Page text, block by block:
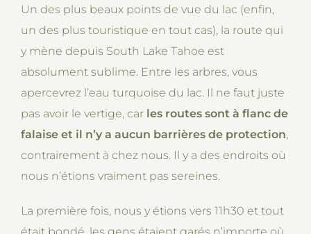
Un des plus beaux points de vue du lac (enfin,
un des plus touristique en tout cas), la route qui
y mène depuis South Lake Tahoe est
absolument sublime. Entre les arbres, vous
apercevrez l’eau turquoise du lac. Il ne faut juste
pas avoir le vertige, car les routes sont à flanc de
falaise et il n’y a aucun barrières de protection,
contrairement à chez nous. Il y a des endroits où
nous n’étions vraiment pas sereines.
La première fois, nous y étions vers 11h30 et tout